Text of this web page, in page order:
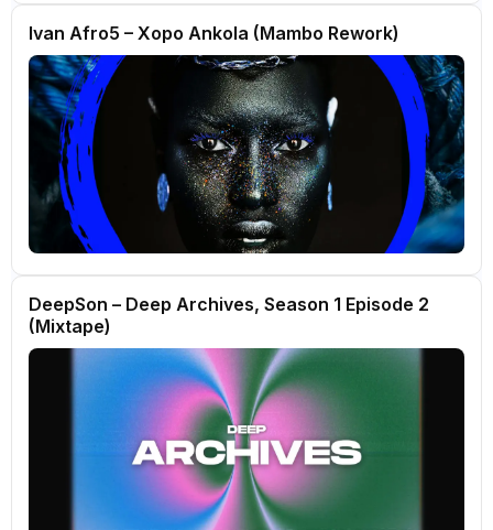
Ivan Afro5 – Xopo Ankola (Mambo Rework)
DeepSon – Deep Archives, Season 1 Episode 2
(Mixtape)